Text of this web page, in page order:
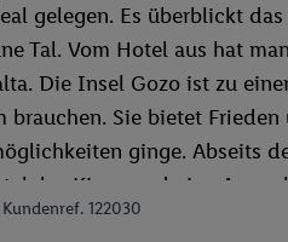
gelegen. Es überblickt
Tal. Vom Hotel aus hat
Die Insel Gozo ist zu
brauchen. Sie bietet
ginge. Abseits
Kinos und eine
machen. Wer sich
122030